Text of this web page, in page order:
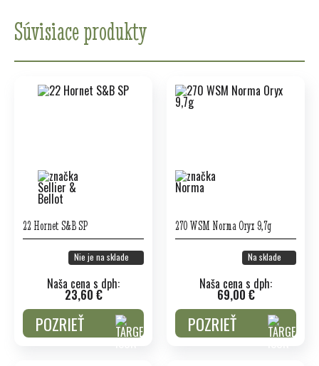
Súvisiace produkty
22 Hornet S&B SP
Nie je na sklade
Naša cena s dph:
23,60 €
POZRIEŤ
270 WSM Norma Oryx 9,7g
Na sklade
Naša cena s dph:
69,00 €
POZRIEŤ